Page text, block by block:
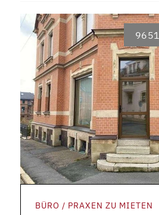
BÜRO / PRAXEN ZU MIETEN